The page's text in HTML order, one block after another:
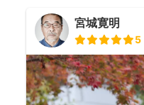
宮城寛明
5